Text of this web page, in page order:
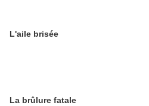
L'aile brisée
La brûlure fatale